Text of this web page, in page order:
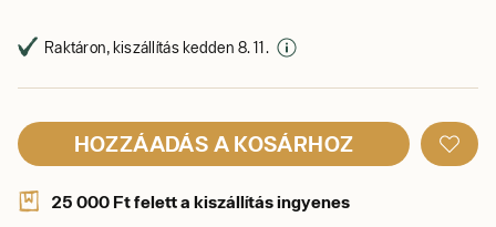
Raktáron, kiszállítás kedden 8. 11.
HOZZÁADÁS A KOSÁRHOZ
25 000 Ft felett a kiszállítás ingyenes